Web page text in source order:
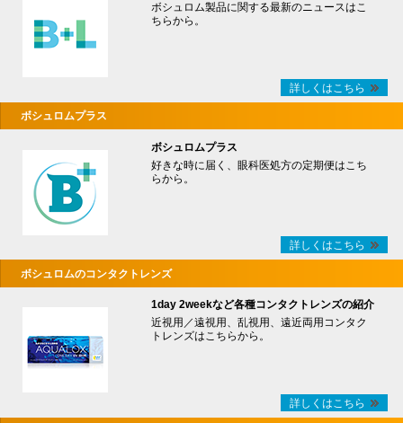
ボシュロム製品に関する最新のニュースはこ
ちらから。
詳しくはこちら
ボシュロムプラス
ボシュロムプラス
好きな時に届く、眼科医処方の定期便はこち
らから。
詳しくはこちら
ボシュロムのコンタクトレンズ
1day 2weekなど各種コンタクトレンズの紹介
近視用／遠視用、乱視用、遠近両用コンタク
トレンズはこちらから。
詳しくはこちら